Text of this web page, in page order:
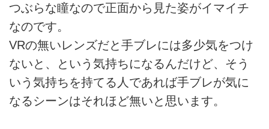
つぶらな瞳なので正面から見た姿がイマイチ
なのです。
VRの無いレンズだと手ブレには多少気をつけ
ないと、という気持ちになるんだけど、そう
いう気持ちを持てる人であれば手ブレが気に
なるシーンはそれほど無いと思います。